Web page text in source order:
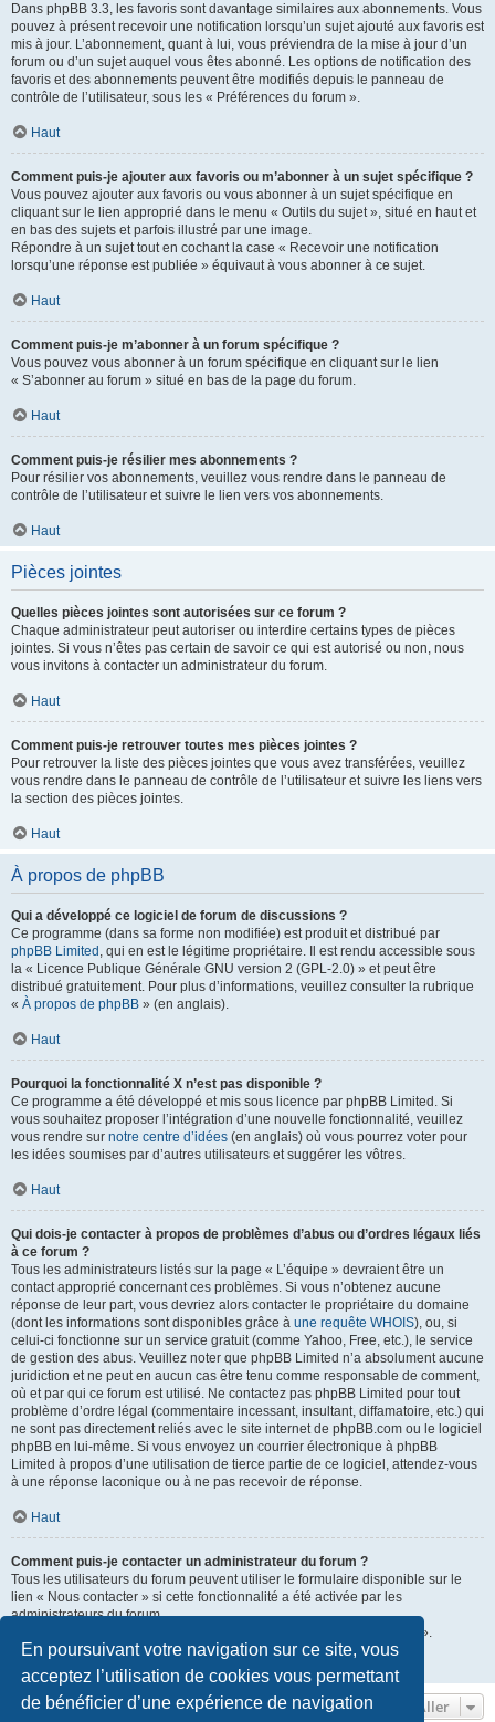
En poursuivant votre navigation sur ce site, vous
acceptez l’utilisation de cookies vous permettant
de bénéficier d’une expérience de navigation
Dans phpBB 3.3, les favoris sont davantage similaires aux abonnements. Vous
pouvez à présent recevoir une notification lorsqu’un sujet ajouté aux favoris est
mis à jour. L’abonnement, quant à lui, vous préviendra de la mise à jour d’un
forum ou d’un sujet auquel vous êtes abonné. Les options de notification des
favoris et des abonnements peuvent être modifiés depuis le panneau de
contrôle de l’utilisateur, sous les « Préférences du forum ».
Haut
Comment puis-je ajouter aux favoris ou m’abonner à un sujet spécifique ?
Vous pouvez ajouter aux favoris ou vous abonner à un sujet spécifique en
cliquant sur le lien approprié dans le menu « Outils du sujet », situé en haut et
en bas des sujets et parfois illustré par une image.
Répondre à un sujet tout en cochant la case « Recevoir une notification
lorsqu’une réponse est publiée » équivaut à vous abonner à ce sujet.
Haut
Comment puis-je m’abonner à un forum spécifique ?
Vous pouvez vous abonner à un forum spécifique en cliquant sur le lien
« S’abonner au forum » situé en bas de la page du forum.
Haut
Comment puis-je résilier mes abonnements ?
Pour résilier vos abonnements, veuillez vous rendre dans le panneau de
contrôle de l’utilisateur et suivre le lien vers vos abonnements.
Haut
Pièces jointes
Quelles pièces jointes sont autorisées sur ce forum ?
Chaque administrateur peut autoriser ou interdire certains types de pièces
jointes. Si vous n’êtes pas certain de savoir ce qui est autorisé ou non, nous
vous invitons à contacter un administrateur du forum.
Haut
Comment puis-je retrouver toutes mes pièces jointes ?
Pour retrouver la liste des pièces jointes que vous avez transférées, veuillez
vous rendre dans le panneau de contrôle de l’utilisateur et suivre les liens vers
la section des pièces jointes.
Haut
À propos de phpBB
Qui a développé ce logiciel de forum de discussions ?
Ce programme (dans sa forme non modifiée) est produit et distribué par
phpBB Limited , qui en est le légitime propriétaire. Il est rendu accessible sous
la « Licence Publique Générale GNU version 2 (GPL-2.0) » et peut être
distribué gratuitement. Pour plus d’informations, veuillez consulter la rubrique
« À propos de phpBB » (en anglais).
Haut
Pourquoi la fonctionnalité X n’est pas disponible ?
Ce programme a été développé et mis sous licence par phpBB Limited. Si
vous souhaitez proposer l’intégration d’une nouvelle fonctionnalité, veuillez
vous rendre sur notre centre d’idées (en anglais) où vous pourrez voter pour
les idées soumises par d’autres utilisateurs et suggérer les vôtres.
Haut
Qui dois-je contacter à propos de problèmes d’abus ou d’ordres légaux liés
à ce forum ?
Tous les administrateurs listés sur la page « L’équipe » devraient être un
contact approprié concernant ces problèmes. Si vous n’obtenez aucune
réponse de leur part, vous devriez alors contacter le propriétaire du domaine
(dont les informations sont disponibles grâce à une requête WHOIS), ou, si
celui-ci fonctionne sur un service gratuit (comme Yahoo, Free, etc.), le service
de gestion des abus. Veuillez noter que phpBB Limited n’a absolument aucune
juridiction et ne peut en aucun cas être tenu comme responsable de comment,
où et par qui ce forum est utilisé. Ne contactez pas phpBB Limited pour tout
problème d’ordre légal (commentaire incessant, insultant, diffamatoire, etc.) qui
ne sont pas directement reliés avec le site internet de phpBB.com ou le logiciel
phpBB en lui-même. Si vous envoyez un courrier électronique à phpBB
Limited à propos d’une utilisation de tierce partie de ce logiciel, attendez-vous
à une réponse laconique ou à ne pas recevoir de réponse.
Haut
Comment puis-je contacter un administrateur du forum ?
Tous les utilisateurs du forum peuvent utiliser le formulaire disponible sur le
lien « Nous contacter » si cette fonctionnalité a été activée par les
administrateurs du forum.
Les membres du forum peuvent également utiliser le lien « L’équipe ».
Aller